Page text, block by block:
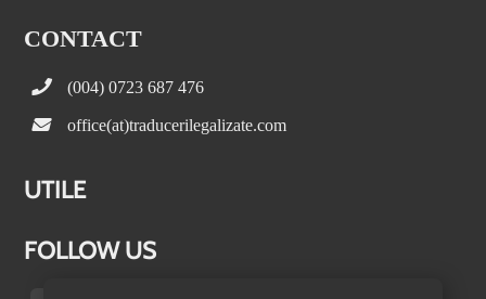
CONTACT
(004) 0723 687 476
office(at)traducerilegalizate.com
UTILE
FOLLOW US